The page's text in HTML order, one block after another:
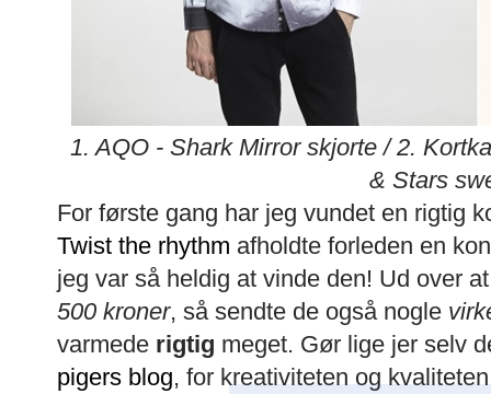
1. AQO - Shark Mirror skjorte / 2.
& Stars
For første gang har jeg vundet en rigtig
Twist the rhythm afholdte forleden en
jeg var så heldig at vinde den! Ud over
500 kroner, så sendte de også nogle
varmede rigtig meget. Gør lige jer selv
pigers blog, for kreativiteten og